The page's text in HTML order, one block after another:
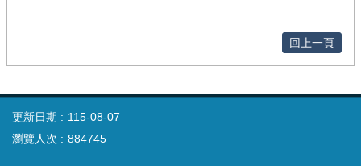
回上一頁
更新日期
115-08-07
瀏覽人次
884745